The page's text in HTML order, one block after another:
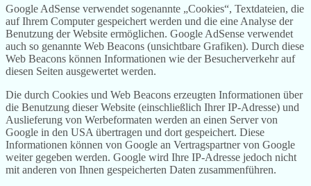
Google AdSense verwendet sogenannte „Cookies“, Textdateien, die
auf Ihrem Computer gespeichert werden und die eine Analyse der
Benutzung der Website ermöglichen. Google AdSense verwendet
auch so genannte Web Beacons (unsichtbare Grafiken). Durch diese
Web Beacons können Informationen wie der Besucherverkehr auf
diesen Seiten ausgewertet werden.
Die durch Cookies und Web Beacons erzeugten Informationen über
die Benutzung dieser Website (einschließlich Ihrer IP-Adresse) und
Auslieferung von Werbeformaten werden an einen Server von
Google in den USA übertragen und dort gespeichert. Diese
Informationen können von Google an Vertragspartner von Google
weiter gegeben werden. Google wird Ihre IP-Adresse jedoch nicht
mit anderen von Ihnen gespeicherten Daten zusammenführen.